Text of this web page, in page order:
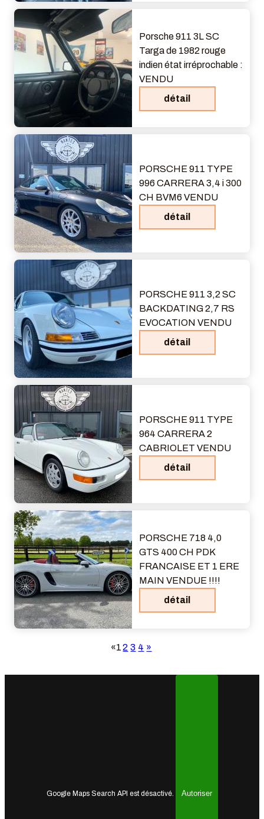
Porsche 911 3L SC
Targa de 1982 rouge
indien état irréprochable :
VENDU
détail
PORSCHE 911 TYPE
996 CARRERA 3,4 i 300
CH BVM6 VENDU
détail
PORSCHE 911 3,2 SC
BACKDATING 2,7 RS
EVOCATION VENDU
détail
PORSCHE 911 TYPE
964 CARRERA 2
CABRIOLET VENDU
détail
PORSCHE 718 4,0
GTS 400 CH PDK
FRANCAISE ET 1 ERE
MAIN VENDUE !!!!
détail
«1 2 3 4 »
Google Maps Search API est désactivé. Autoriser